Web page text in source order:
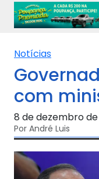
Notícias
com
8 de dezembro
Por André Luis